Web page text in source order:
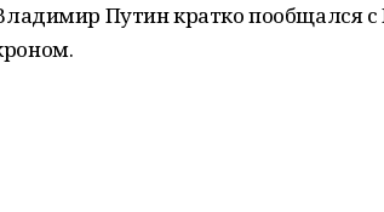
Путин кратко пообщался